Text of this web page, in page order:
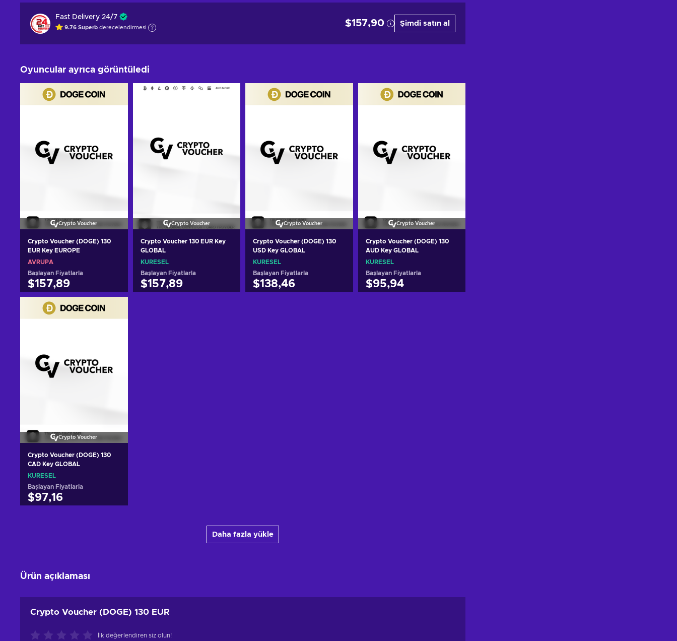
Fast Delivery 24/7
9.76 Superb derecelendirmesi $157,90 Şimdi satın al
Oyuncular ayrıca görüntüledi
Crypto Voucher
Crypto Voucher (DOGE) 130
EUR Key EUROPE
AVRUPA
Başlayan Fiyatlarla
$157,89
Sepete ekle
Crypto Voucher
Crypto Voucher 130 EUR Key
GLOBAL
KÜRESEL
Başlayan Fiyatlarla
$157,89
Crypto Voucher
Crypto Voucher (DOGE) 130
USD Key GLOBAL
KÜRESEL
Başlayan Fiyatlarla
$138,46
Crypto Voucher
Crypto Voucher (DOGE) 130
AUD Key GLOBAL
KÜRESEL
Başlayan Fiyatlarla
$95,94
Crypto Voucher
Crypto Voucher (DOGE) 130
CAD Key GLOBAL
KÜRESEL
Başlayan Fiyatlarla
$97,16
Daha fazla yükle
Ürün açıklaması
Crypto Voucher (DOGE) 130 EUR
İlk değerlendiren siz olun!